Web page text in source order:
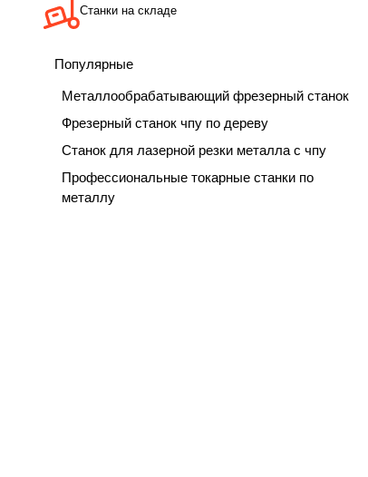
Станки на складе
Популярные
Металлообрабатывающий фрезерный станок
Фрезерный станок чпу по дереву
Станок для лазерной резки металла с чпу
Профессиональные токарные станки по
металлу